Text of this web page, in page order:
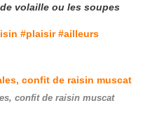
volaille ou les soupes
#plaisir #ailleurs
confit de raisin muscat